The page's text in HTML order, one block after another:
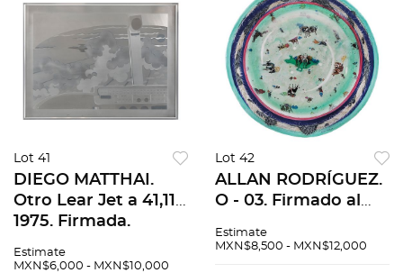
Lot 41
DIEGO MATTHAI.
Otro Lear Jet a 41,111,
1975. Firmada.
42 / 50. 50 x 50 cm
Estimate
MXN$6,000 - MXN$10,000
Lot 42
ALLAN RODRÍGUEZ.
O - 03. Firmado al
Óleo sobre tela. 100
Estimate
MXN$8,500 - MXN$12,000